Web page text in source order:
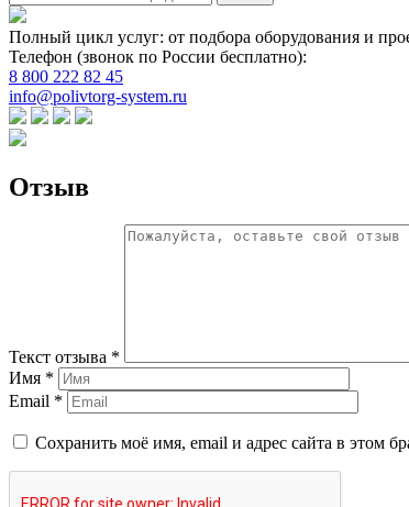
Полный цикл услуг: от подбора оборудования и
Телефон (звонок по России бесплатно):
8 800 222 82 45
info@polivtorg-system.ru
Отзыв
Текст отзыва *
Имя *
Email *
Сохранить моё имя, email и адрес сайта в этом